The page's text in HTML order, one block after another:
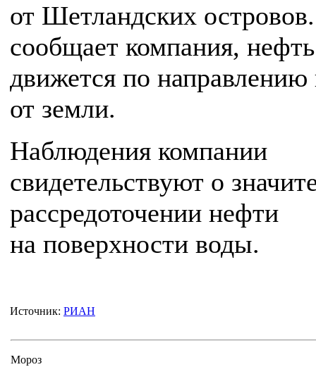
от Шетландских
сообщает компания, нефть
движется по направлению
от земли.
Наблюдения компании
свидетельствуют о
рассредоточении нефти
на поверхности воды.
Источник: РИАН
Мороз